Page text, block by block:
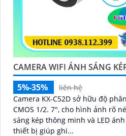
CAMERA WIFI ÁNH SÁNG
5%-35%
liên hệ
Camera KX-C52D sở hữu độ
CMOS 1/2. 7", cho hình ảnh rõ nét. Với công nghệ
sáng kép thông minh và LED
thiết bị giúp ghi...